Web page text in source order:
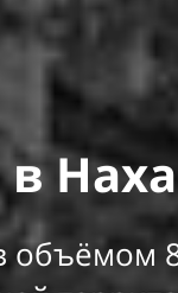
в
объёмом